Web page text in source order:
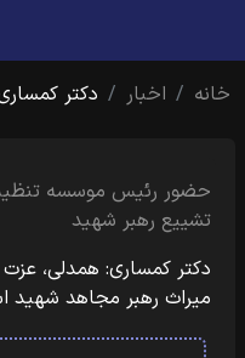
خانه
اخبار دکتر
حضور رئیس موسسه تنظیم
تشییع رهبر شهید
دکتر کمساری: همدلی، عزت
میراث رهبر مجاهد شهید